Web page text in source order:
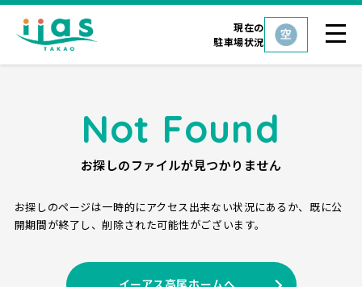
現在の
駐車場状況
Not Found
お探しのファイルが見つかりません
お探しのページは一時的にアクセス出来ない状況にあるか、既に公
開期間が終了し、削除された可能性がございます。
イーアス高尾ホームへ